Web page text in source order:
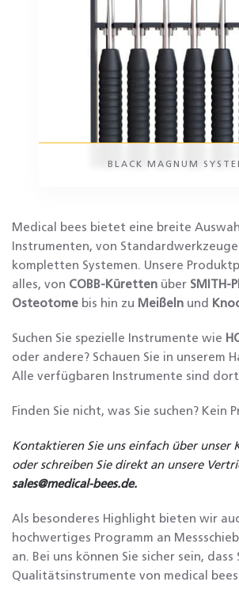
BLACK MAGNUM
Medical bees bietet eine breite
Instrumenten, von
kompletten Systemen. Unsere
alles, von COBB-Küretten über SMITH-
Osteotome bis hin zu Meißeln und
Suchen Sie spezielle Instrumente wie
oder andere? Schauen Sie in unserem
Alle verfügbaren Instrumente sind
Finden Sie nicht, was Sie suchen? Kein
Kontaktieren Sie uns einfach über unser
oder schreiben Sie direkt an unsere
sales@medical-bees.de.
Als besonderes Highlight bieten wir
hochwertiges Programm an
an. Bei uns können Sie sicher sein, dass
Qualitätsinstrumente von medical